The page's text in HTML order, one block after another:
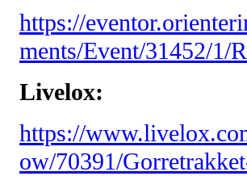
https://
ments/Event/31452/1/
Livelox:
https://
ow/70391/